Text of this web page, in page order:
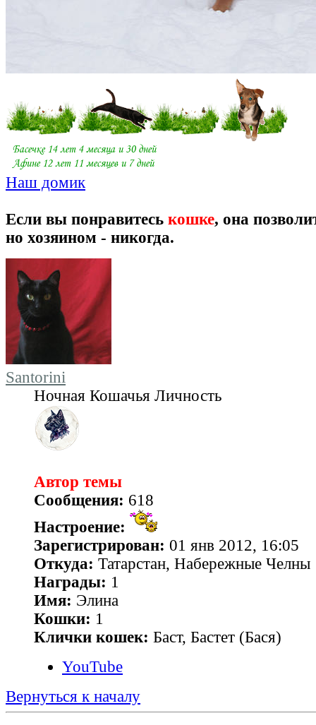
Наш домик
Если вы понравитесь кошке, она
но хозяином - никогда.
Santorini
Ночная Кошачья Личность
Автор темы
Сообщения: 618
Настроение:
Зарегистрирован: 01 янв 2012, 16:05
Откуда: Татарстан, Набережные Челны
Награды: 1
Имя: Элина
Кошки: 1
Клички кошек: Баст, Бастет (Бася)
YouTube
Вернуться к началу